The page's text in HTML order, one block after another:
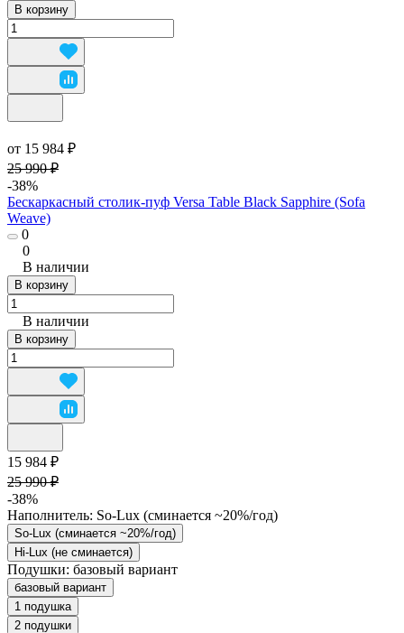
В корзину
от 15 984 ₽
25 990 ₽
-38%
Бескаркасный столик-пуф Versa Table Black Sapphire (Sofa
Weave)
0
0
В наличии
В корзину
В наличии
В корзину
15 984 ₽
25 990 ₽
-38%
Наполнитель: So-Lux (cминается ~20%/год)
So-Lux (cминается ~20%/год)
Hi-Lux (не сминается)
Подушки: базовый вариант
базовый вариант
1 подушка
2 подушки